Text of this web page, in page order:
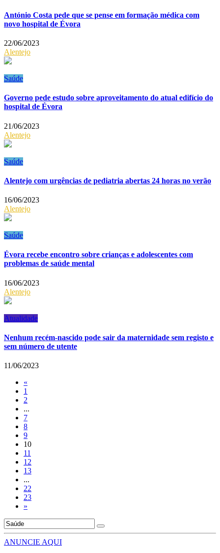
António Costa pede que se pense em formação médica com
novo hospital de Évora
22/06/2023
Alentejo
Saúde
Governo pede estudo sobre aproveitamento do atual edifício do
hospital de Évora
21/06/2023
Alentejo
Saúde
Alentejo com urgências de pediatria abertas 24 horas no verão
16/06/2023
Alentejo
Saúde
Évora recebe encontro sobre crianças e adolescentes com
problemas de saúde mental
16/06/2023
Alentejo
Atualidade
Nenhum recém-nascido pode sair da maternidade sem registo e
sem número de utente
11/06/2023
«
1
2
...
7
8
9
10
11
12
13
...
22
23
»
ANUNCIE AQUI